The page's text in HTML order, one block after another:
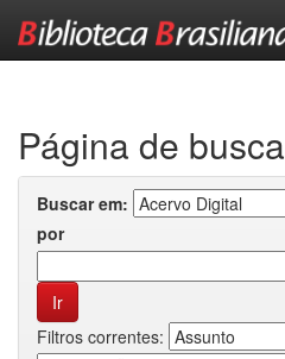
Página de busca
Buscar em:
por
Filtros correntes: